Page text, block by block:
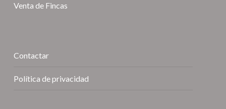
Venta de Fincas
Contactar
Política de privacidad